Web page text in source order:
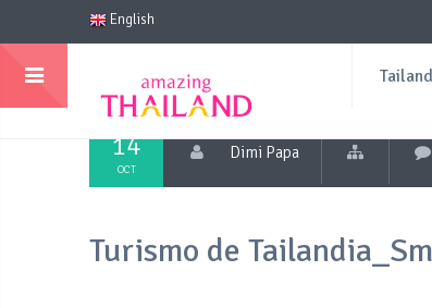
English
14
OCT
Dimi Papa
Turismo de